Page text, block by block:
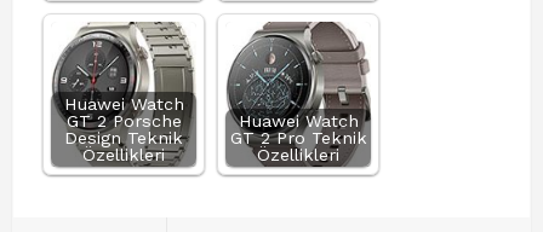
Huawei Watch
GT 2 Porsche
Design Teknik
Özellikleri
Huawei Watch
GT 2 Pro Teknik
Özellikleri